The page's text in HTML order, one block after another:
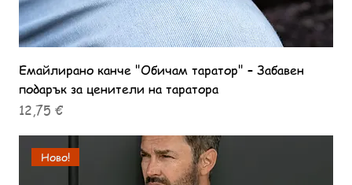
Емайлирано канче "Обичам таратор" – Забавен
подарък за ценители на таратора
Цена
12,75 €
Ново!